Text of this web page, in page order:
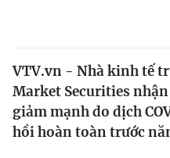
Thế giới
Tin tức
Thế giới đó đây
Kinh tế
VTV.vn - Nhà kinh tế
Market Securities
giảm mạnh do dịch
hồi hoàn toàn trước